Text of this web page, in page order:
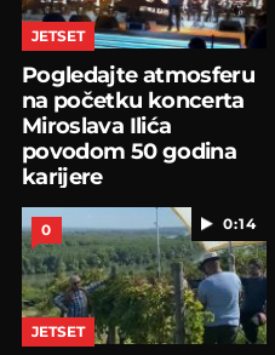
JETSET
Pogledajte atmosferu
na početku koncerta
Miroslava Ilića
povodom 50 godina
karijere
0:14
0
JETSET